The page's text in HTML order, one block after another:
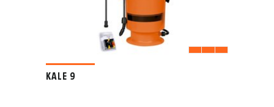
KALE 9